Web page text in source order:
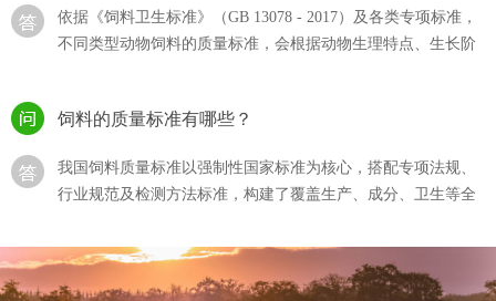
依据《饲料卫生标准》（GB 13078 - 2017）及各类专项标准，
不同类型动物饲料的质量标准，会根据动物生理特点、生长阶
饲料的质量标准有哪些？
我国饲料质量标准以强制性国家标准为核心，搭配专项法规、
行业规范及检测方法标准，构建了覆盖生产、成分、卫生等全
猪饲料的选购？